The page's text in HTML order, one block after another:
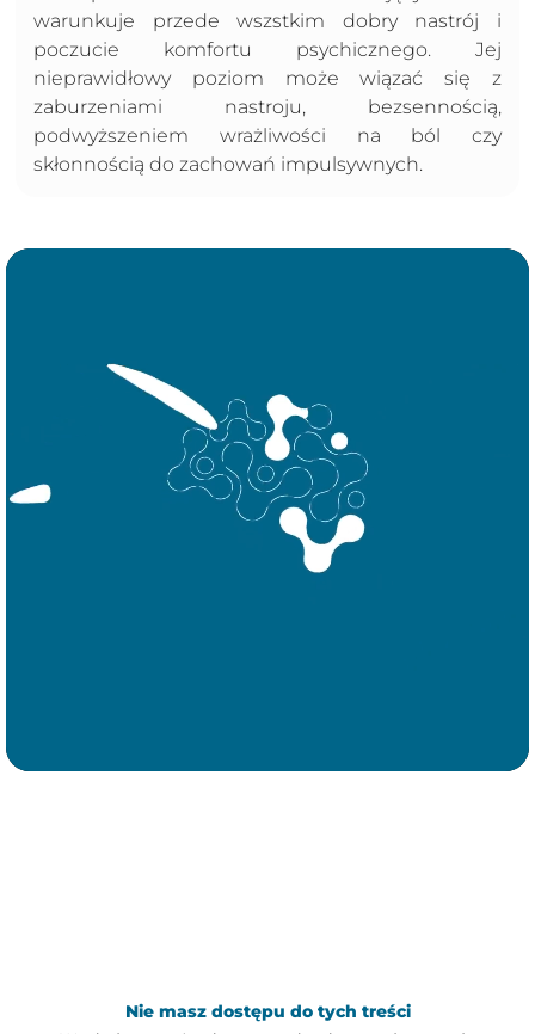
warunkuje przede wszstkim dobry nastrój i
poczucie komfortu psychicznego. Jej
nieprawidłowy poziom może wiązać się z
zaburzeniami nastroju, bezsennością,
podwyższeniem wrażliwości na ból czy
skłonnością do zachowań impulsywnych.
Nie masz dostępu do tych treści